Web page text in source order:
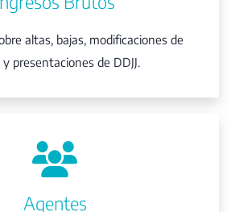
altas, bajas, modificaciones de
presentaciones de DDJJ.
Agentes